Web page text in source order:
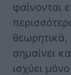
φαίνονται
θεωρητικά,
σημαίνει
ισχύει